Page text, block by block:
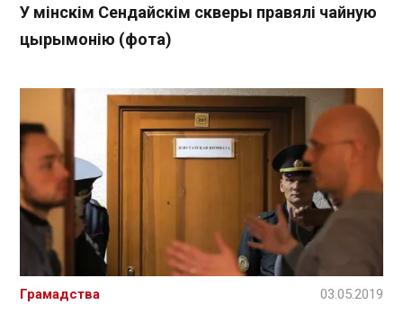
У мінскім Сендайскім скверы правялі чайную
цырымонію (фота)
Грамадства 03.05.2019